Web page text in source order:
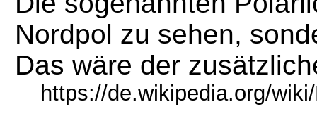
Nordpol zu sehen,
Das wäre der
https://de.wikipedia.org/